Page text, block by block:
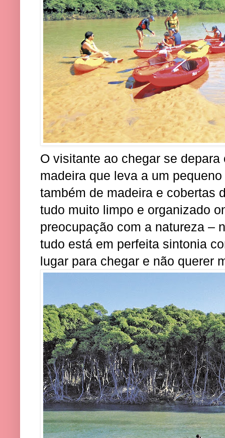
O visitante ao chegar se
madeira que leva a um
também de madeira e cobertas
tudo muito limpo e organizado
preocupação com a natureza –
tudo está em perfeita sintonia
lugar para chegar e não querer